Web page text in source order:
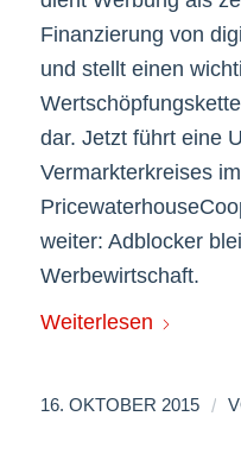
Finanzierung von
und stellt einen
dar. Jetzt führt eine
Vermarkterkreises
weiter: Adblocker
Werbewirtschaft.
Weiterlesen
16. OKTOBER 2015 /